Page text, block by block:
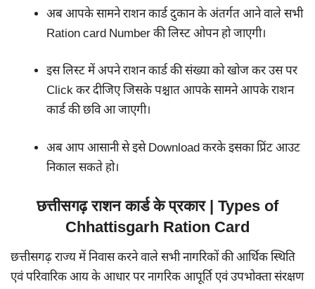
अब आपके सामने राशन कार्ड दुकान के अंतर्गत आने वाले सभी
Ration card Number की लिस्ट ओपन हो जाएगी।
इस लिस्ट में अपने राशन कार्ड की संख्या को खोज कर उस पर
Click कर दीजिए जिसके पश्चात आपके सामने आपके राशन
कार्ड की छवि आ जाएगी।
अब आप आसानी से इसे Download करके इसका प्रिंट आउट
निकाल सकते हो।
छत्तीसगढ़ राशन कार्ड के प्रकार | Types of
Chhattisgarh Ration Card
छत्तीसगढ़ राज्य में निवास करने वाले सभी नागरिकों की आर्थिक स्थिति
एवं परिवारिक आय के आधार पर नागरिक आपूर्ति एवं उपभोक्ता संरक्षण